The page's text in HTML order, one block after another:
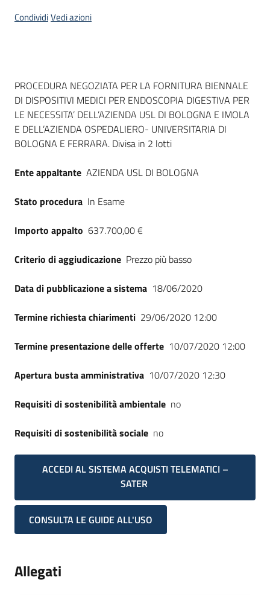
CondividiVedi azioni
Dati del bando
PROCEDURA NEGOZIATA PER LA FORNITURA BIENNALE
DI DISPOSITIVI MEDICI PER ENDOSCOPIA DIGESTIVA PER
LE NECESSITA’ DELL’AZIENDA USL DI BOLOGNA E IMOLA
E DELL’AZIENDA OSPEDALIERO- UNIVERSITARIA DI
BOLOGNA E FERRARA. Divisa in 2 lotti
Ente appaltante AZIENDA USL DI BOLOGNA
Stato procedura In Esame
Importo appalto 637.700,00 €
Criterio di aggiudicazione Prezzo più basso
Data di pubblicazione a sistema 18/06/2020
Termine richiesta chiarimenti 29/06/2020 12:00
Termine presentazione delle offerte 10/07/2020 12:00
Apertura busta amministrativa 10/07/2020 12:30
Requisiti di sostenibilità ambientale no
Requisiti di sostenibilità sociale no
ACCEDI AL SISTEMA ACQUISTI TELEMATICI –
SATER
CONSULTA LE GUIDE ALL'USO
Allegati